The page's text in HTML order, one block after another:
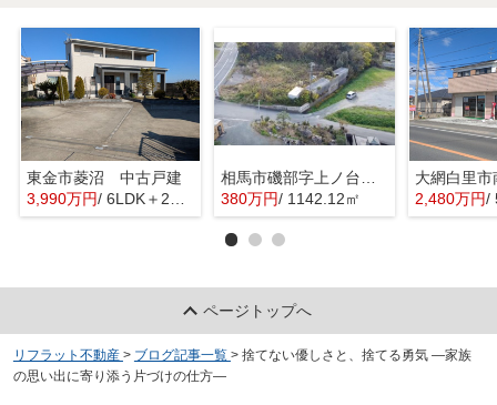
東金市菱沼 中古戸建
3,990万円/ 6LDK＋2S(納戸)
380万円/ 1142.12㎡ 2,480万円/
ページトップへ
リフラット不動産 > ブログ記事一覧 > 捨てない優しさと、捨てる勇気 ―家族
の思い出に寄り添う片づけの仕方―